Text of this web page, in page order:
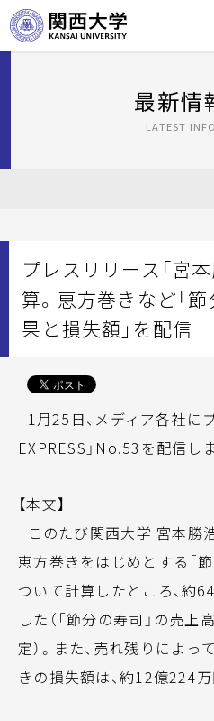
最新情
LATEST
プレスリリース「宮
算。恵方巻きなど「
果と損失額」を配信
1月25日、メディア各社に
EXPRESS」No.53を配信し
【本文】
このたび関西大学 宮本勝
恵方巻きをはじめとする「
ついて計算したところ、約
した（「節分の寿司」の売
定）。また、売れ残りによ
きの損失額は、約12億224